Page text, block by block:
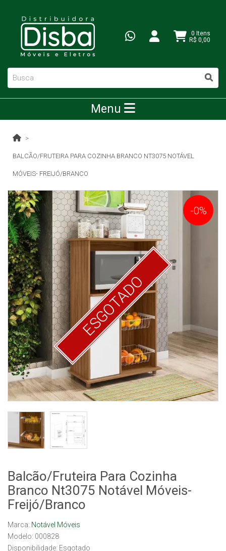
0 Itens
R$ 0,00
Menu
BALCÃO/FRUTEIRA PARA COZINHA BRANCO NT3075 NOTÁVEL
MÓVEIS- FREIJÓ/BRANCO
ESGOTADO
-0%
Balcão/Fruteira Para Cozinha
Branco Nt3075 Notável Móveis-
Freijó/Branco
Marca: Notável Móveis
Modelo: 000828
Disponibilidade: Esgotado